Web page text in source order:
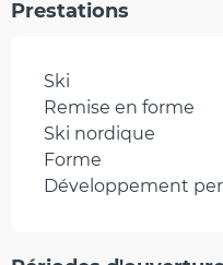
Prestations
Ski
Remise en forme
Ski nordique
Forme
Développement